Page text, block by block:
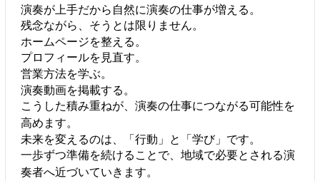
演奏が上手だから自然に演奏の仕事が増える。
残念ながら、そうとは限りません。
ホームページを整える。
プロフィールを見直す。
営業方法を学ぶ。
演奏動画を掲載する。
こうした積み重ねが、演奏の仕事につながる可能性を
高めます。
未来を変えるのは、「行動」と「学び」です。
一歩ずつ準備を続けることで、地域で必要とされる演
奏者へ近づいていきます。